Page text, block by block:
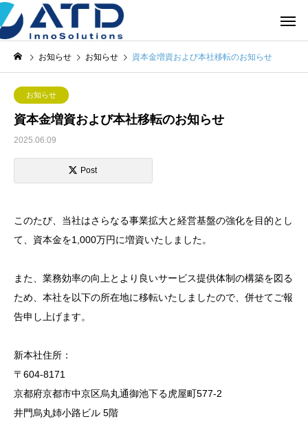
お知らせ お知らせ 資本金増資および本社移転のお知らせ
お知らせ
資本金増資および本社移転のお知らせ
2025.06.09
Post
このたび、当社はさらなる事業拡大と経営基盤の強化を目的とし
て、資本金を1,000万円に増資いたしました。
また、業務効率の向上とより良いサービス提供体制の構築を図る
ため、本社を以下の所在地に移転いたしましたので、併せてご報
告申し上げます。
新本社住所：
〒604-8171
京都府京都市中京区烏丸通御池下る虎屋町577-2
井門烏丸姉小路ビル 5階